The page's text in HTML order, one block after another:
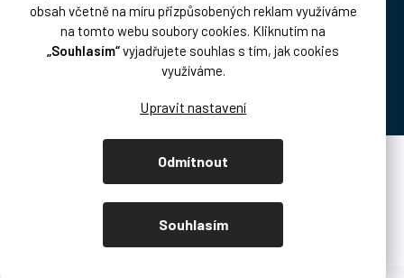
obsah včetně na míru přizpůsobených reklam využíváme
na tomto webu soubory cookies. Kliknutím na
„Souhlasím“vyjadřujete souhlas s tím, jak cookies
využíváme.
Odmítnout
Souhlasím
Platba:
Copyright 2026 . Všechna práva vyhrazena.
Upravit nastavení cookies